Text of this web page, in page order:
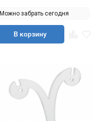
Можно забрать сегодня
В корзину